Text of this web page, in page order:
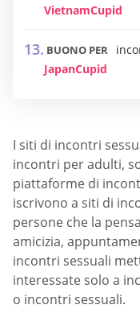
VietnamCupid
BUONO PER
JapanCupid
I siti di incontri
incontri per adulti,
piattaforme di
iscrivono a siti di
persone che la
amicizia,
incontri sessuali
interessate solo a
o incontri sessuali.